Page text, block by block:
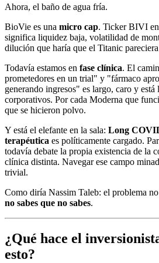
Ahora, el baño de agua fría.
BioVie es una micro cap. Ticker BIVI
significa liquidez baja, volatilidad de
dilución que haría que el Titanic
Todavía estamos en fase clínica. El
prometedores en un trial" y "fármaco
generando ingresos" es largo, caro y está
corporativos. Por cada Moderna que
que se hicieron polvo.
Y está el elefante en la sala: Long
terapéutica es políticamente cargado.
todavía debate la propia existencia de la
clínica distinta. Navegar ese campo
trivial.
Como diría Nassim Taleb: el problema no
no sabes que no sabes.
¿Qué hace el
esto?